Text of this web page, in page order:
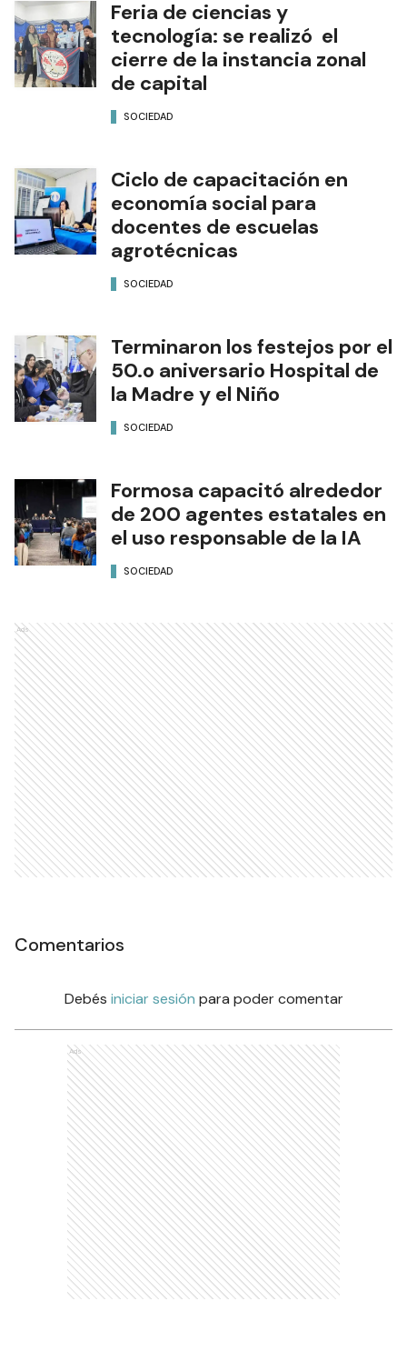
Feria de ciencias y
tecnología: se realizó el
cierre de la instancia zonal
de capital
SOCIEDAD
Ciclo de capacitación en
economía social para
docentes de escuelas
agrotécnicas
SOCIEDAD
Terminaron los festejos por el
50.o aniversario Hospital de
la Madre y el Niño
SOCIEDAD
Formosa capacitó alrededor
de 200 agentes estatales en
el uso responsable de la IA
SOCIEDAD
Ads
Comentarios
Debés iniciar sesión para poder comentar
Ads